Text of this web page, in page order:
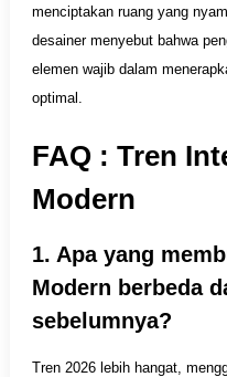
menciptakan ruang yang
desainer menyebut bahwa
elemen wajib dalam
optimal.
FAQ : Tren
Modern
1. Apa yang
Modern berbeda
sebelumnya?
Tren 2026 lebih hangat,